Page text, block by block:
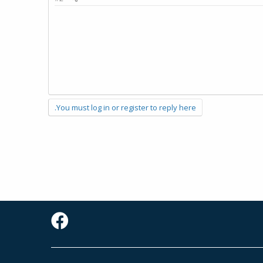
You must log in or register to reply here.